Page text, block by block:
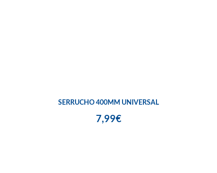
SERRUCHO 400MM UNIVERSAL
7,99€